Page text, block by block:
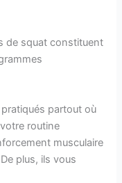
de squat constituent
partout où
routine
musculaire
plus, ils vous